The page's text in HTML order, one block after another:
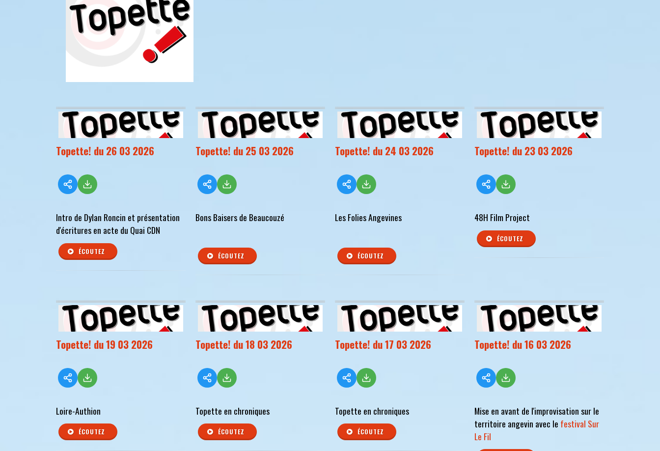
Topette! du 26 03 2026
Intro de Dylan Roncin et présentation
d'écritures en acte du Quai CDN
ÉCOUTEZ
Topette! du 25 03 2026
Bons Baisers de Beaucouzé
ÉCOUTEZ
Topette! du 24 03 2026
Les Folies Angevines
ÉCOUTEZ
Topette! du 23 03 2026
48H Film Project
ÉCOUTEZ
Topette! du 19 03 2026
Loire-Authion
ÉCOUTEZ
Topette! du 18 03 2026
Topette en chroniques
ÉCOUTEZ
Topette! du 17 03 2026
Topette en chroniques
ÉCOUTEZ
Topette! du 16 03 2026
Mise en avant de l'improvisation sur le
territoire angevin avec le festival Sur
Le Fil